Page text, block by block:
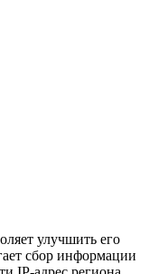
улучшить его
сбор информации